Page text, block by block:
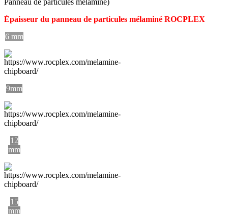
Épaisseur du panneau de particules mélaminé ROCPLEX
6 mm
9mm
12
mm
15
mm